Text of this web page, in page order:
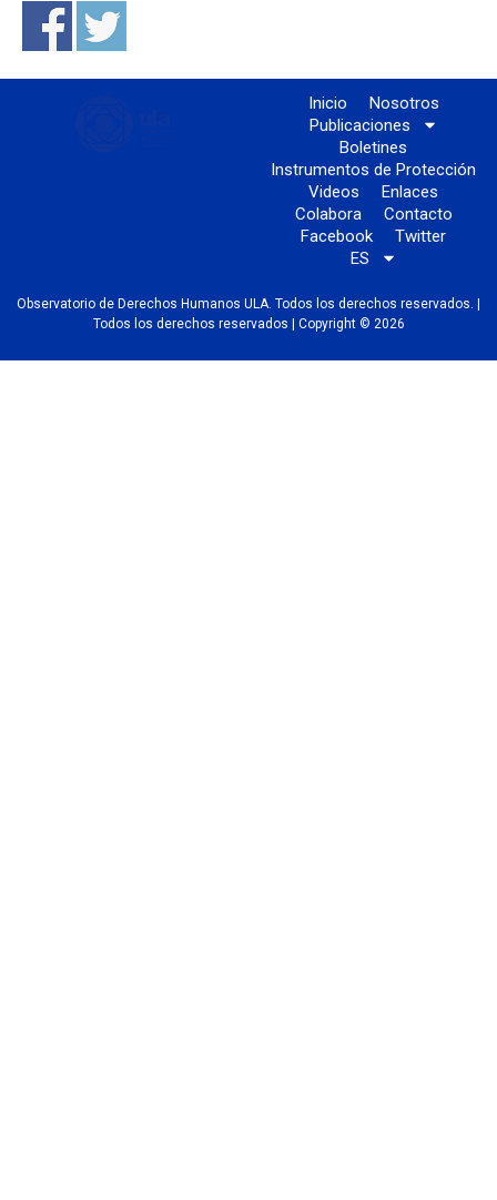
Inicio
Nosotros
Publicaciones
Boletines
Instrumentos de Protección
Videos
Enlaces
Colabora
Contacto
Facebook
Twitter
ES
Observatorio de Derechos Humanos ULA. Todos los derechos reservados. |
Todos los derechos reservados | Copyright © 2026